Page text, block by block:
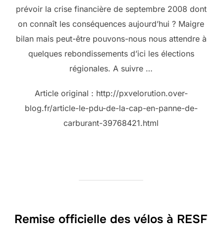
prévoir la crise financière de septembre 2008 dont
on connaît les conséquences aujourd’hui ? Maigre
bilan mais peut-être pouvons-nous nous attendre à
quelques rebondissements d’ici les élections
régionales. A suivre …
Article original : http://pxvelorution.over-
blog.fr/article-le-pdu-de-la-cap-en-panne-de-
carburant-39768421.html
Remise officielle des vélos à RESF